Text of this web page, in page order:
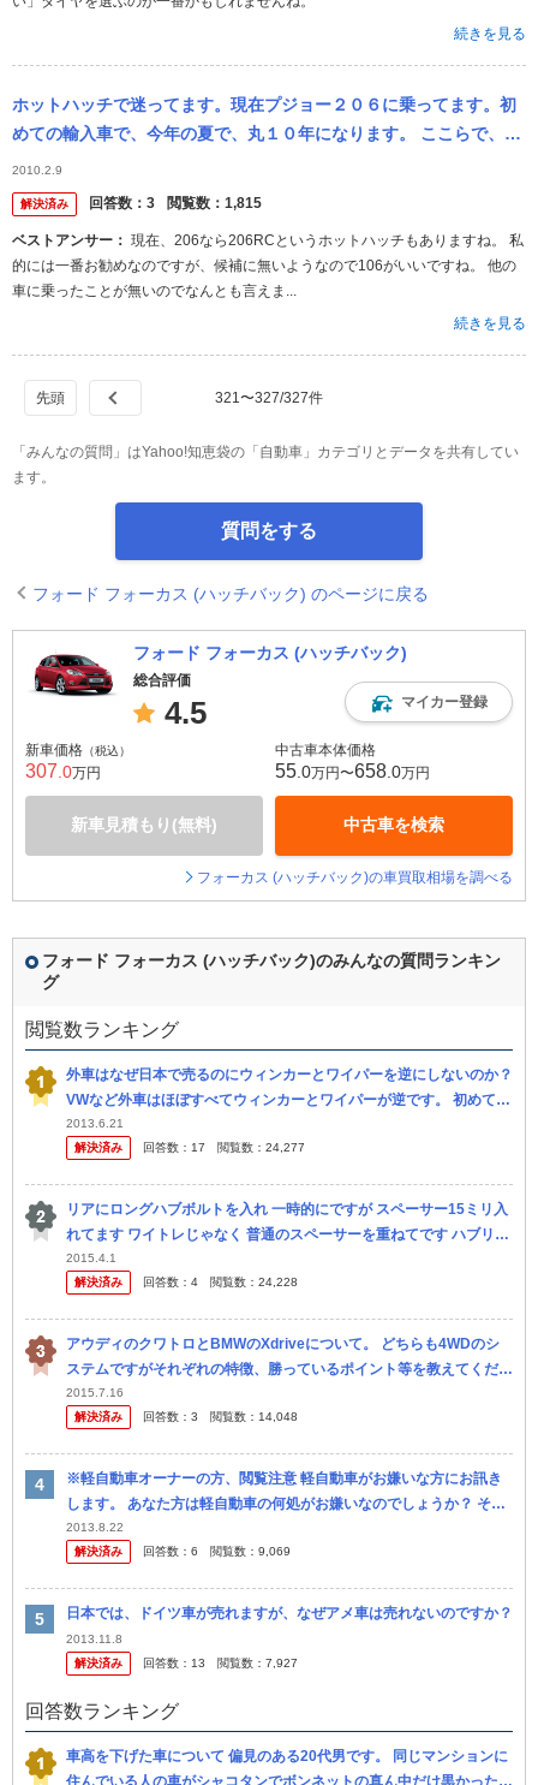
続きを見る
ホットハッチで迷ってます。現在プジョー２０６に乗ってます。初
めての輸入車で、今年の夏で、丸１０年になります。 ここらで、ま
じなホットハッチに乗り換えようかなと考えてます。候補車 フォー
カスＲＳ ...
2010.2.9
解決済み 回答数： 3 閲覧数： 1,815
ベストアンサー：
的には一番お勧めなのですが、候補に無いようなので106がいいですね。 他の
車に乗ったことが無いのでなんとも言えま...
続きを見る
321 〜327/327件
「みんなの質問」はYahoo!知恵袋の「自動車」カテゴリとデータを共有してい
ます。
質問をする
フォード フォーカス (ハッチバック) のページに戻る
フォード フォーカス (ハッチバック)
総合評価
4.5 マイカー登録
新車価格 （税込）
307 .0万円
新車見積もり(無料)
中古車本体価格
55 .0万円〜658 .0万円
中古車を検索
フォーカス (ハッチバック)の車買取相場を調べる
フォード フォーカス (ハッチバック)のみんなの質問ランキン
グ
閲覧数ランキング
外車はなぜ日本で売るのにウィンカーとワイパーを逆にしないのか？
VWなど外車はほぼすべてウィンカーとワイパーが逆です。 初めて独
車に乗ったときウィンカーとワイパーを何度も間違えてしまいまし
た。 ...
2013.6.21
解決済み
回答数： 17 閲覧数： 24,277
リアにロングハブボルトを入れ 一時的にですが スペーサー15ミリ入
れてます ワイトレじゃなく 普通のスペーサーを重ねてです ハブリン
グつけるなら ワイトレしか無理でしょうか？
2015.4.1
解決済み
回答数： 4 閲覧数： 24,228
アウディのクワトロとBMWのXdriveについて。 どちらも4WDのシ
ステムですがそれぞれの特徴、勝っているポイント等を教えてくださ
い。
2015.7.16
解決済み
回答数： 3 閲覧数： 14,048
※軽自動車オーナーの方、閲覧注意 軽自動車がお嫌いな方にお訊き
します。 あなた方は軽自動車の何処がお嫌いなのでしょうか？ それ
とも、軽自動車に乗る人間がお嫌いなのでしょうか？ あと本当...
2013.8.22
解決済み
回答数： 6 閲覧数： 9,069
日本では、ドイツ車が売れますが、なぜアメ車は売れないのですか？
2013.11.8
解決済み
回答数： 13 閲覧数： 7,927
回答数ランキング
車高を下げた車について 偏見のある20代男です。 同じマンションに
住んでいる人の車がシャコタンでボンネットの真ん中だけ黒かったり